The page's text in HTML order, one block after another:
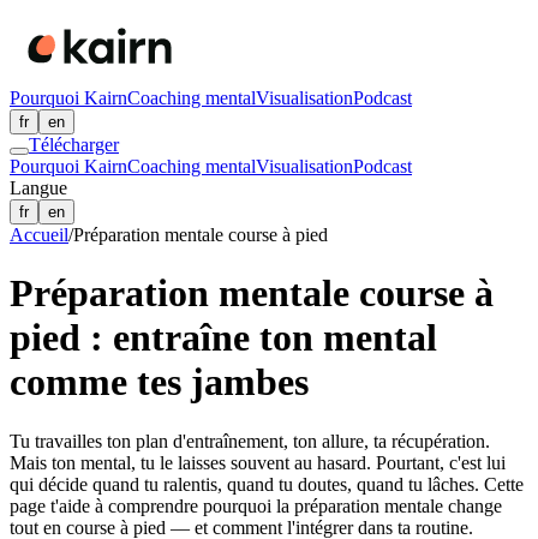
Pourquoi KairnCoaching mentalVisualisationPodcast
fr en
Télécharger
Pourquoi KairnCoaching mentalVisualisationPodcast
Langue
fr en
Accueil/Préparation mentale course à pied
Préparation mentale course à
pied : entraîne ton mental
comme tes jambes
Tu travailles ton plan d'entraînement, ton allure, ta récupération.
Mais ton mental, tu le laisses souvent au hasard. Pourtant, c'est lui
qui décide quand tu ralentis, quand tu doutes, quand tu lâches. Cette
page t'aide à comprendre pourquoi la préparation mentale change
tout en course à pied — et comment l'intégrer dans ta routine.